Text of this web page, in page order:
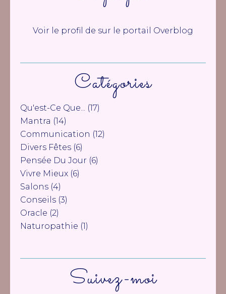
Catégories
Qu'est-Ce Que... (17)
Mantra (14)
Communication (12)
Divers Fêtes (6)
Pensée Du Jour (6)
Vivre Mieux (6)
Salons (4)
Conseils (3)
Oracle (2)
Naturopathie (1)
Suivez-moi
Voir le profil de sur le portail Overblog